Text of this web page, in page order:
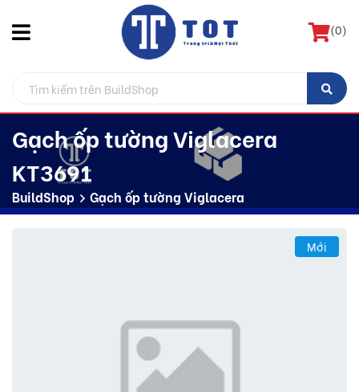
(0)
Gạch ốp tường Viglacera
KT3691
BuildShop Gạch ốp tường Viglacera
Mới